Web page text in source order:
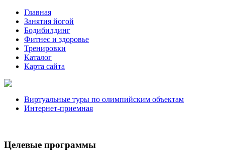
Главная
Занятия йогой
Бодибилдинг
Фитнес и здоровье
Тренировки
Каталог
Карта сайта
Виртуальные туры по олимпийским объектам
Интернет-приемная
Целевые программы